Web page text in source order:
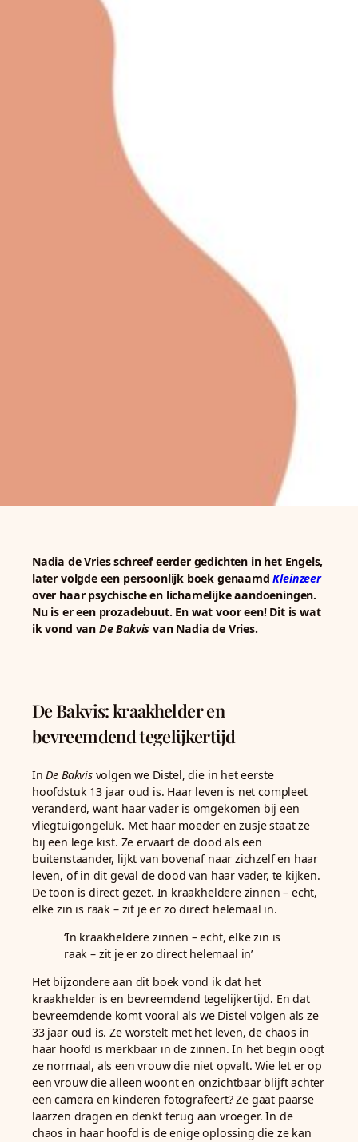
Nadia de Vries schreef eerder gedichten in het Engels,
later volgde een persoonlijk boek genaamdKleinzeer
over haar psychische en lichamelijke aandoeningen.
Nu is er een prozadebuut. En wat voor een! Dit is wat
ik vond van De Bakvis van Nadia de Vries.
De Bakvis: kraakhelder en
bevreemdend tegelijkertijd
InDe Bakvisvolgen we Distel, die in het eerste
hoofdstuk 13 jaar oud is. Haar leven is net compleet
veranderd, want haar vader is omgekomen bij een
vliegtuigongeluk. Met haar moeder en zusje staat ze
bij een lege kist. Ze ervaart de dood als een
buitenstaander, lijkt van bovenaf naar zichzelf en haar
leven, of in dit geval de dood van haar vader, te kijken.
De toon is direct gezet. In kraakheldere zinnen – echt,
elke zin is raak – zit je er zo direct helemaal in.
‘In kraakheldere zinnen – echt, elke zin is
raak – zit je er zo direct helemaal in’
Het bijzondere aan dit boek vond ik dat het
kraakhelder is en bevreemdend tegelijkertijd. En dat
bevreemdende komt vooral als we Distel volgen als ze
33 jaar oud is. Ze worstelt met het leven, de chaos in
haar hoofd is merkbaar in de zinnen. In het begin oogt
ze normaal, als een vrouw die niet opvalt. Wie let er op
een vrouw die alleen woont en onzichtbaar blijft achter
een camera en kinderen fotografeert? Ze gaat paarse
laarzen dragen en denkt terug aan vroeger. In de
chaos in haar hoofd is de enige oplossing die ze kan